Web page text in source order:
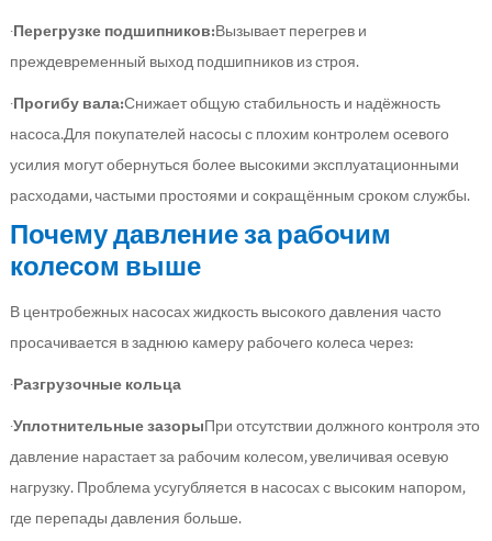
·Перегрузке подшипников:Вызывает перегрев и
преждевременный выход подшипников из строя.
·Прогибу вала:Снижает общую стабильность и надёжность
насоса.Для покупателей насосы с плохим контролем осевого
усилия могут обернуться более высокими эксплуатационными
расходами, частыми простоями и сокращённым сроком службы.
Почему давление за рабочим
колесом выше
В центробежных насосах жидкость высокого давления часто
просачивается в заднюю камеру рабочего колеса через:
·Разгрузочные кольца
·Уплотнительные зазорыПри отсутствии должного контроля это
давление нарастает за рабочим колесом, увеличивая осевую
нагрузку. Проблема усугубляется в насосах с высоким напором,
где перепады давления больше.